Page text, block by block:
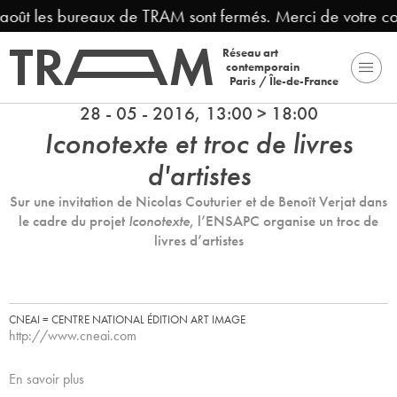
les bureaux de TRAM sont fermés. Merci de votre
Réseau art
contemporain
Paris / Île-de-France
28 - 05 - 2016, 13:00 > 18:00
Iconotexte et troc de livres
d'artistes
Sur une invitation de Nicolas Couturier et de Benoît Verjat dans
le cadre du projet Iconotexte, l’ENSAPC organise un troc de
livres d’artistes
CNEAI = CENTRE NATIONAL ÉDITION ART IMAGE
http://www.cneai.com
En savoir plus